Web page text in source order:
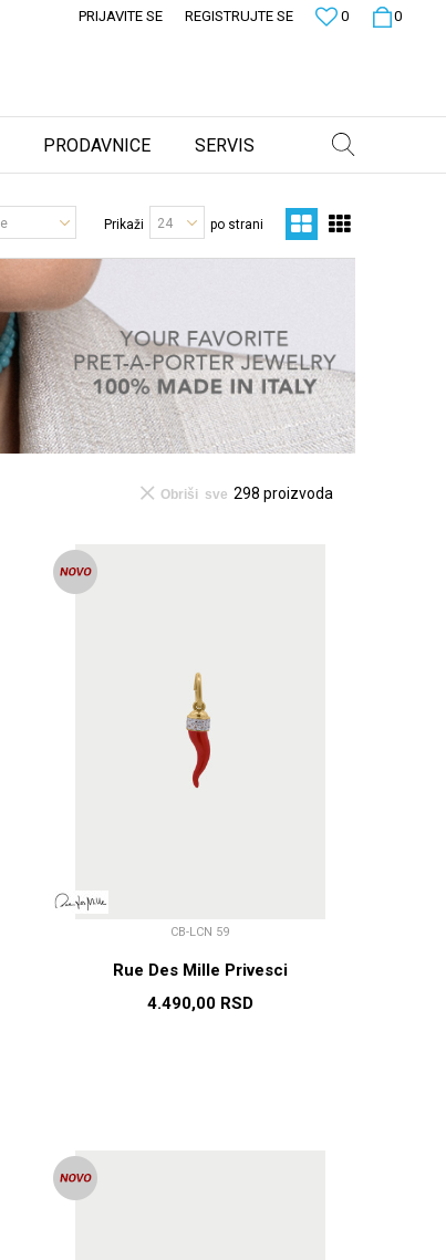
0
0
PRIJAVITE SE REGISTRUJTE SE
PRODAVNICE SERVIS
Prikaži po strani
298 proizvoda
Obriši sve
CB-LCN 59
Rue Des Mille Privesci
4.490,00 RSD